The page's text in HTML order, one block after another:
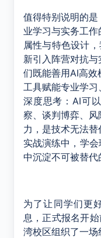
值得特别说明的
业学习与实务工
属性与特色设计
新引入阵营对抗
们既能善用AI高
工具赋能专业学
深度思考：AI可
察、谈判博弈、
力，是技术无法
实战演练中，学
中沉淀不可被替代
为了让同学们更
息，正式报名开
湾校区组织了一场